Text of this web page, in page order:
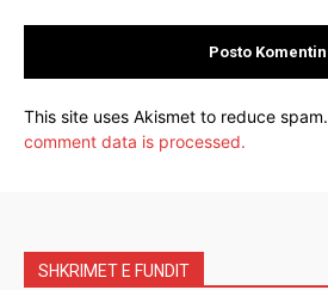
This site uses Akismet to reduce spam.
comment data is processed.
SHKRIMET E FUNDIT